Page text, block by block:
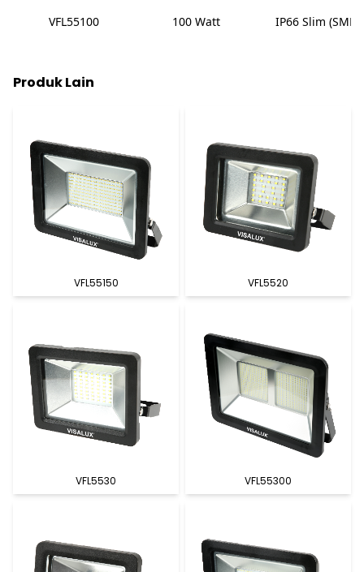
VFL55100 100 Watt IP66 Slim (SMD)
Produk Lain
VFL55150 VFL5520
VFL5530 VFL55300